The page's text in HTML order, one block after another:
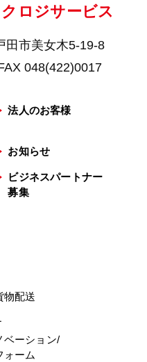
うことはございま
に別異の定めがあ
託を行う場合は第
変更
ライバシーポリシ
ージへの変更をも
ます。
情報・画像は著作
面による許可を受
、その手段または
れています。
お問い合わせ
ロジサービス
市美女木5-19-8
048(422)0017
法人のお客様
お知らせ
ビジネスパートナー
募集
物配送
ベーション/
ォーム